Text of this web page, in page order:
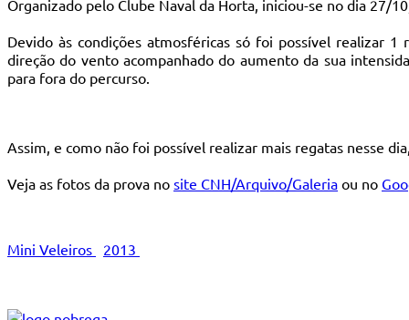
Organizado pelo Clube Naval da Horta, iniciou-se no dia 27/
Devido às condições atmosféricas só foi possível realizar
direção do vento acompanhado do aumento da sua
para fora do percurso.
Assim, e como não foi possível realizar mais regatas nesse
Veja as fotos da prova no site CNH/Arquivo/Galeria ou no
Mini Veleiros 2013